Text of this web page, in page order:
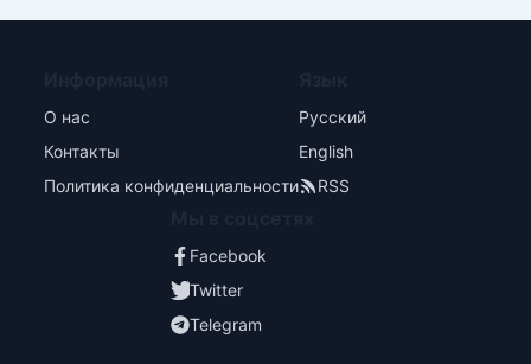
О нас
Контакты
Политика конфиденциальности
Русский
English
RSS
Facebook
Twitter
Telegram